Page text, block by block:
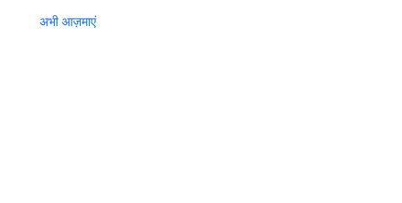
अभी आज़माएं